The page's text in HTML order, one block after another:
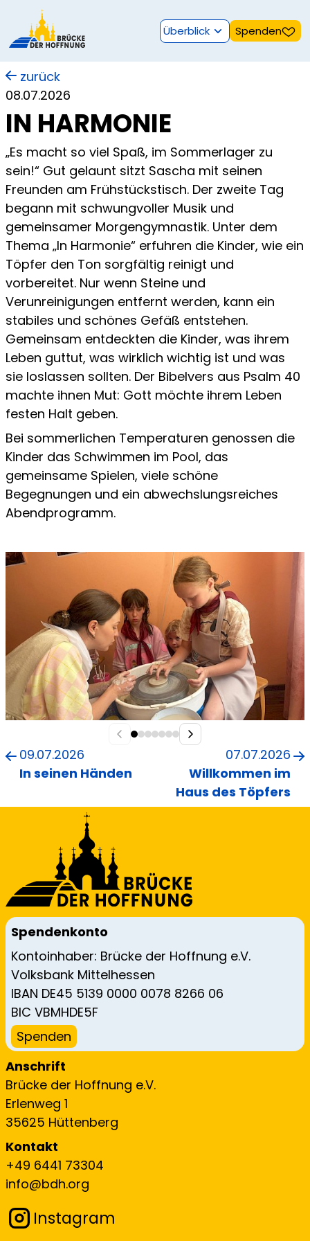
Spenden
Überblick
zurück
08.07.2026
IN HARMONIE
„Es macht so viel Spaß, im Sommerlager zu
sein!“ Gut gelaunt sitzt Sascha mit seinen
Freunden am Frühstückstisch. Der zweite Tag
begann mit schwungvoller Musik und
gemeinsamer Morgengymnastik. Unter dem
Thema „In Harmonie“ erfuhren die Kinder, wie ein
Töpfer den Ton sorgfältig reinigt und
vorbereitet. Nur wenn Steine und
Verunreinigungen entfernt werden, kann ein
stabiles und schönes Gefäß entstehen.
Gemeinsam entdeckten die Kinder, was ihrem
Leben guttut, was wirklich wichtig ist und was
sie loslassen sollten. Der Bibelvers aus Psalm 40
machte ihnen Mut: Gott möchte ihrem Leben
festen Halt geben.
Bei sommerlichen Temperaturen genossen die
Kinder das Schwimmen im Pool, das
gemeinsame Spielen, viele schöne
Begegnungen und ein abwechslungsreiches
Abendprogramm.
09.07.2026
In seinen Händen
07.07.2026
Willkommen im
Haus des Töpfers
Spendenkonto
Kontoinhaber: Brücke der Hoffnung e.V.
Volksbank Mittelhessen
IBAN DE45 5139 0000 0078 8266 06
BIC VBMHDE5F
Spenden
Anschrift
Brücke der Hoffnung e.V.
Erlenweg 1
35625 Hüttenberg
Kontakt
+49 6441 73304
info@bdh.org
Instagram